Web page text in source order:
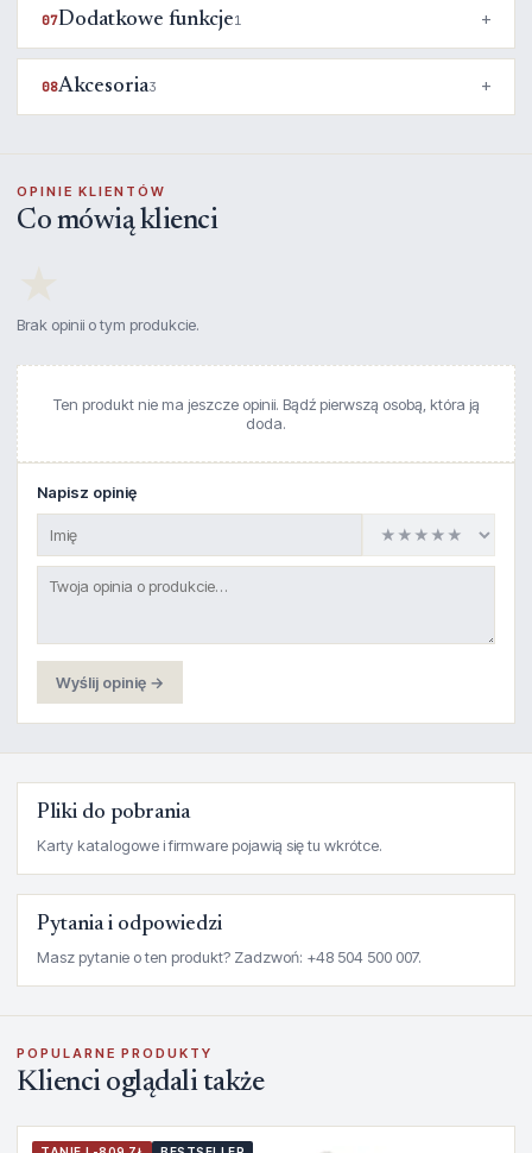
07Dodatkowe funkcje1
08Akcesoria3
OPINIE KLIENTÓW
Co mówią klienci
Brak opinii o tym produkcie.
Ten produkt nie ma jeszcze opinii. Bądź pierwszą osobą, która ją
doda.
Napisz opinię
Wyślij opinię →
Pliki do pobrania
Karty katalogowe i firmware pojawią się tu wkrótce.
Pytania i odpowiedzi
Masz pytanie o ten produkt? Zadzwoń: +48 504 500 007.
POPULARNE PRODUKTY
Klienci oglądali także